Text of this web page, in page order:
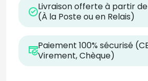
Livraison offerte à partir de
(À la Poste ou en Relais)
Paiement 100% sécurisé
Virement, Chèque)